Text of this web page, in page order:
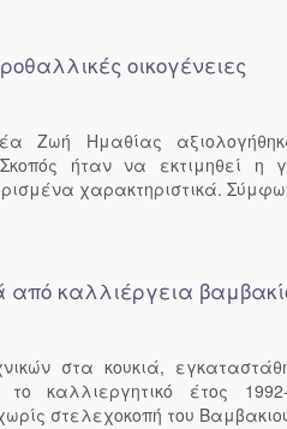
οικογένειες
Ζωή Ημαθίας
ήταν να εκτιμηθεί η
χαρακτηριστικά.
από καλλιέργεια
στα κουκιά,
καλλιεργητικό έτος 1992-
στελεχοκοπή του